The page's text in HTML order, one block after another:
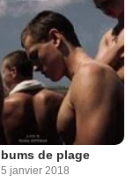
de plage
janvier 2018